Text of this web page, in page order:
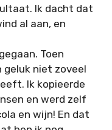
Ik dacht dat
al aan, en
Toen
geluk niet zoveel
Ik kopieerde
en werd zelf
en wijn! En dat